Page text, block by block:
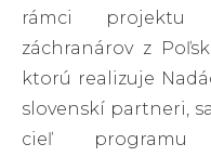
rámci projektu
záchranárov z
ktorú realizuje
slovenskí partneri,
cieľ programu